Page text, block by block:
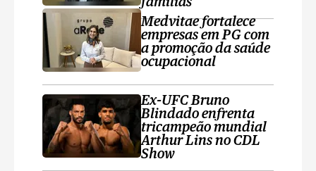
Medvitae fortalece
empresas em PG com
a promoção da saúde
ocupacional
Ex-UFC Bruno
Blindado enfrenta
tricampeão mundial
Arthur Lins no CDL
Show